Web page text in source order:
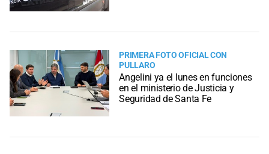
PRIMERA FOTO OFICIAL CON
PULLARO
Angelini ya el lunes en funciones
en el ministerio de Justicia y
Seguridad de Santa Fe